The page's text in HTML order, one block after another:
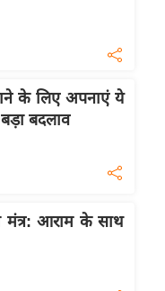
के लिए अपनाएं ये
बदलाव
आराम के साथ